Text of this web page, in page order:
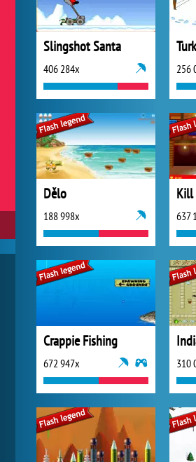
Slingshot Santa
406 284x 256
Dělo
188 998x 637
Crappie Fishing
672 947x 310